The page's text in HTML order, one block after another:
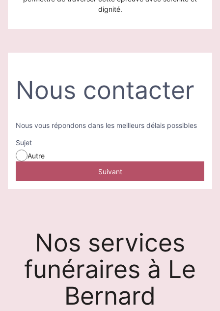
dignité.
Nous contacter
Nous vous répondons dans les meilleurs délais possibles
Sujet
Autre
Suivant
Nos services
funéraires à Le
Bernard